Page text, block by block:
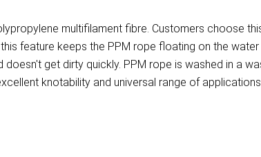
multifilament fibre. Customers choose
feature keeps the PPM rope floating on the
get dirty quickly. PPM rope is washed in a
knotability and universal range of